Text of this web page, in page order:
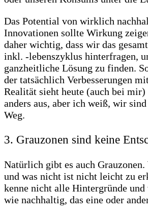
Das Potential von wirklich
Innovationen sollte Wirkung
daher wichtig, dass wir das
inkl. -lebenszyklus hinterfragen,
ganzheitliche Lösung zu finden.
der tatsächlich Verbesserungen
Realität sieht heute (auch bei
anders aus, aber ich weiß, wir
Weg.
3. Grauzonen sind keine
Natürlich gibt es auch
und was nicht ist nicht leicht zu
kenne nicht alle Hintergründe
wie nachhaltig, das eine oder